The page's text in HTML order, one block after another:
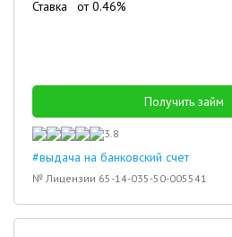
Ставка
от0.46%
Получить займ
3.8
#выдача на банковский счет
№ Лицензии 65-14-035-50-005541